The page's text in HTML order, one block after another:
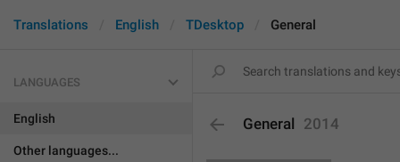
Translations English TDesktop General
LANGUAGES
English
Other languages...
General 2014